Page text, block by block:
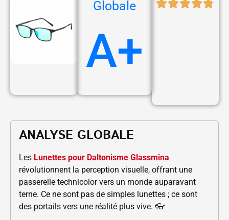
Globale
A+
ANALYSE GLOBALE
Les Lunettes pour Daltonisme Glassmina
révolutionnent la perception visuelle, offrant une
passerelle technicolor vers un monde auparavant
terne. Ce ne sont pas de simples lunettes ; ce sont
des portails vers une réalité plus vive. 👓